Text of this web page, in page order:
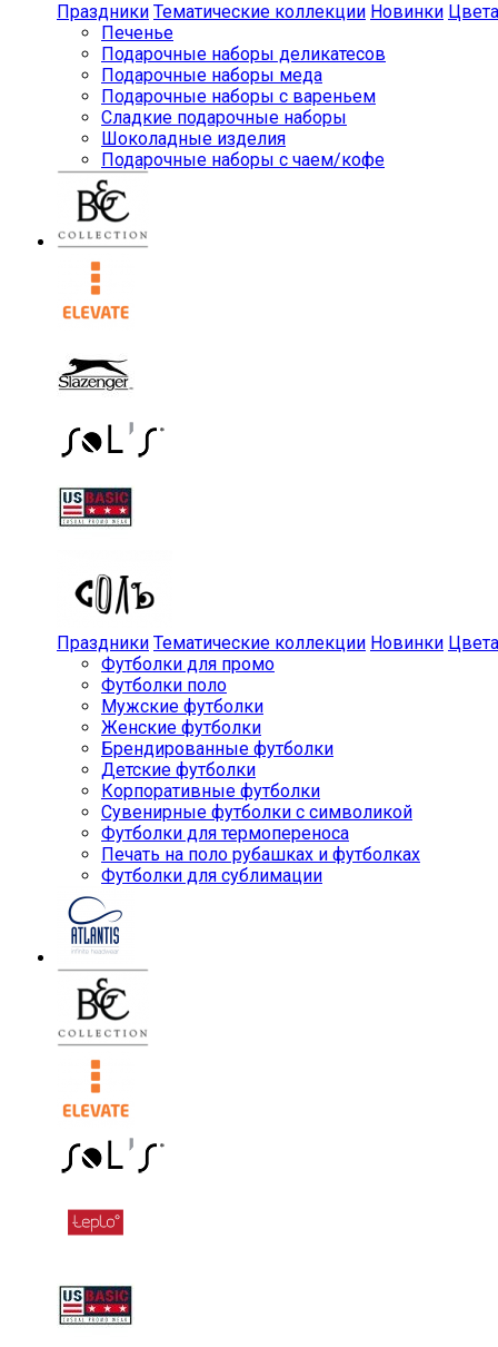
Праздники Тематические коллекции Новинки Цвета
Печенье
Подарочные наборы деликатесов
Подарочные наборы меда
Подарочные наборы с вареньем
Сладкие подарочные наборы
Шоколадные изделия
Подарочные наборы с чаем/кофе
Праздники Тематические коллекции Новинки Цвета
Футболки для промо
Футболки поло
Мужские футболки
Женские футболки
Брендированные футболки
Детские футболки
Корпоративные футболки
Сувенирные футболки с символикой
Футболки для термопереноса
Печать на поло рубашках и футболках
Футболки для сублимации